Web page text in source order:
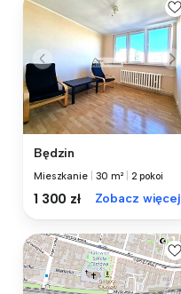
Będzin
Mieszkanie 30 m² 2 pokoi
1 300 zł Zobacz więcej